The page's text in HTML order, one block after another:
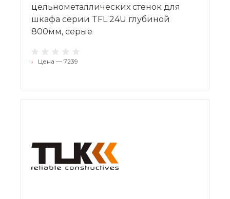
цельнометаллических стенок для
шкафа серии TFL 24U глубиной
800мм, серые
• Цена — 7239